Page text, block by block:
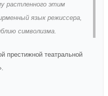
растленного этим
язык режиссера,
символизма.
престижной театральной